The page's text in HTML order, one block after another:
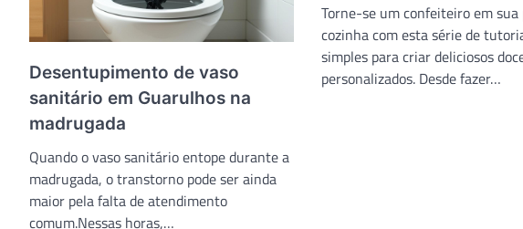
Desentupimento de vaso
sanitário em Guarulhos na
madrugada
Quando o vaso sanitário entope durante a
madrugada, o transtorno pode ser ainda
maior pela falta de atendimento
comum.Nessas horas,…
Torne-se um confeiteiro em
cozinha com esta série de
simples para criar deliciosos
personalizados. Desde fazer…